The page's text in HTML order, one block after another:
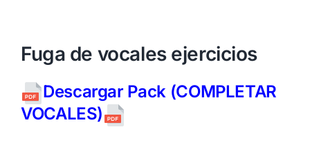
Fuga de vocales ejercicios
Descargar Pack (COMPLETAR
VOCALES)